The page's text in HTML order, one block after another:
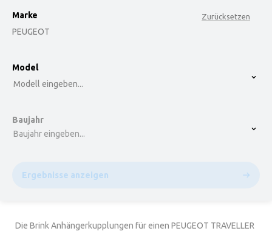
Zurücksetzen
Marke
PEUGEOT
option , selected.
Model
Modell eingeben...
Baujahr
Baujahr eingeben...
Ergebnisse anzeigen
Die Brink Anhängerkupplungen für einen PEUGEOT TRAVELLER